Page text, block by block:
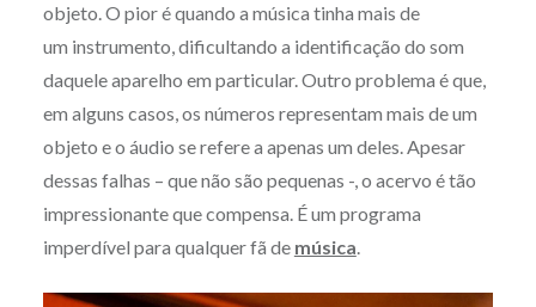
objeto. O pior é quando a música tinha mais de
um instrumento, dificultando a identificação do som
daquele aparelho em particular. Outro problema é que,
em alguns casos, os números representam mais de um
objeto e o áudio se refere a apenas um deles. Apesar
dessas falhas – que não são pequenas -, o acervo é tão
impressionante que compensa. É um programa
imperdível para qualquer fã de música.